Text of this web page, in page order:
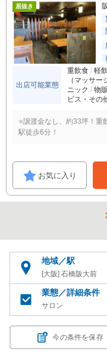
居抜き
出店可能業態
重飲食 軽
（マッサー
ニック
物
ビス・その
⭐️譲渡金なし、約33坪！
駅徒歩6分！
お気に入り
地域／駅
[大阪] 石橋阪大前
業態／詳細条件
サロン
今の条件を保存